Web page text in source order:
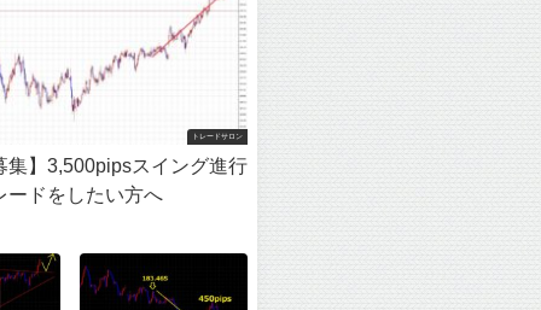
トレードサロン
集】3,500pipsスイング進行
ードをしたい方へ